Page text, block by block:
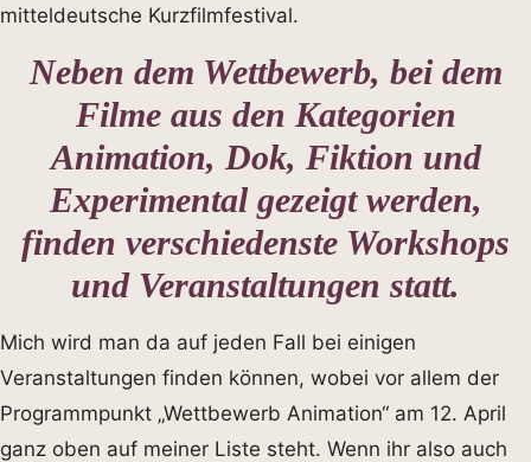
mitteldeutsche Kurzfilmfestival.
Neben dem Wettbewerb, bei dem
Filme aus den Kategorien
Animation, Dok, Fiktion und
Experimental gezeigt werden,
finden verschiedenste Workshops
und Veranstaltungen statt.
Mich wird man da auf jeden Fall bei einigen
Veranstaltungen finden können, wobei vor allem der
Programmpunkt „Wettbewerb Animation“ am 12. April
ganz oben auf meiner Liste steht. Wenn ihr also auch